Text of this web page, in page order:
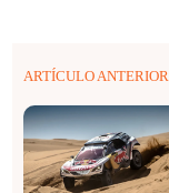
ARTÍCULO ANTERIOR